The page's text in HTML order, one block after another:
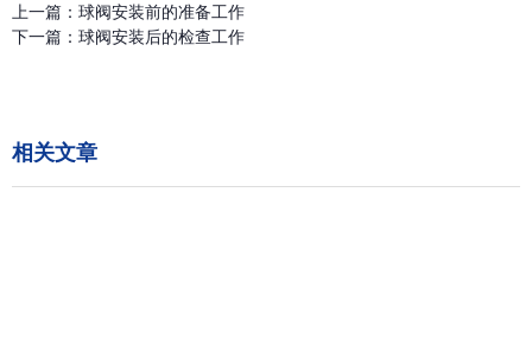
上一篇： 球阀安装前的准备工作
下一篇： 球阀安装后的检查工作
相关文章